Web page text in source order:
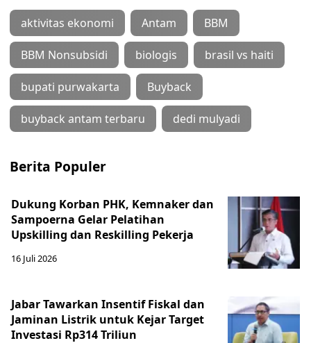
aktivitas ekonomi Antam BBM
BBM Nonsubsidi biologis brasil vs haiti
bupati purwakarta Buyback
buyback antam terbaru dedi mulyadi
Berita Populer
Dukung Korban PHK, Kemnaker dan
Sampoerna Gelar Pelatihan
Upskilling dan Reskilling Pekerja
16 Juli 2026
Jabar Tawarkan Insentif Fiskal dan
Jaminan Listrik untuk Kejar Target
Investasi Rp314 Triliun